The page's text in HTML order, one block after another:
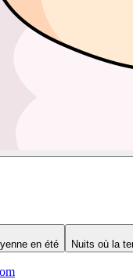
en été
Nuits où la